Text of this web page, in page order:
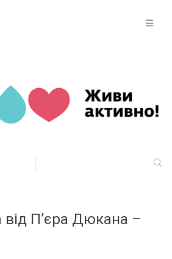
від П’єра Дюкана –